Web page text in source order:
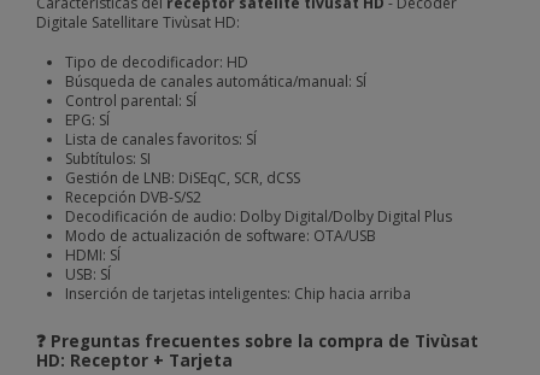
Digitale Satellitare Tivùsat HD:
Tipo de decodificador: HD
Búsqueda de canales automática/manual: SÍ
Control parental: SÍ
EPG: SÍ
Lista de canales favoritos: SÍ
Subtítulos: SI
Gestión de LNB: DiSEqC, SCR, dCSS
Recepción DVB-S/S2
Decodificación de audio: Dolby Digital/Dolby Digital Plus
Modo de actualización de software: OTA/USB
HDMI: SÍ
USB: SÍ
Inserción de tarjetas inteligentes: Chip hacia arriba
❓ Preguntas frecuentes sobre la compra de Tivùsat
HD: Receptor + Tarjeta